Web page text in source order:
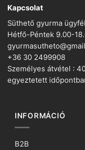
Kapcsolat
Süthető gyurma
Hétfő-Péntek 9.00-
+36 30 2499908
Személyes átvétel :
egyeztetett
INFORMÁCIÓ
B2B